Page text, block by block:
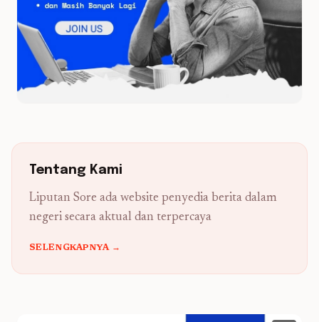
Tentang Kami
Liputan Sore ada website penyedia berita dalam
negeri secara aktual dan terpercaya
SELENGKAPNYA →